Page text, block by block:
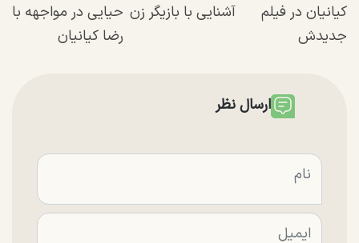
کیانیان در فیلم
جدیدش
آشنایی با بازیگر زن حیایی در مواجهه با
رضا کیانیان
ارسال نظر